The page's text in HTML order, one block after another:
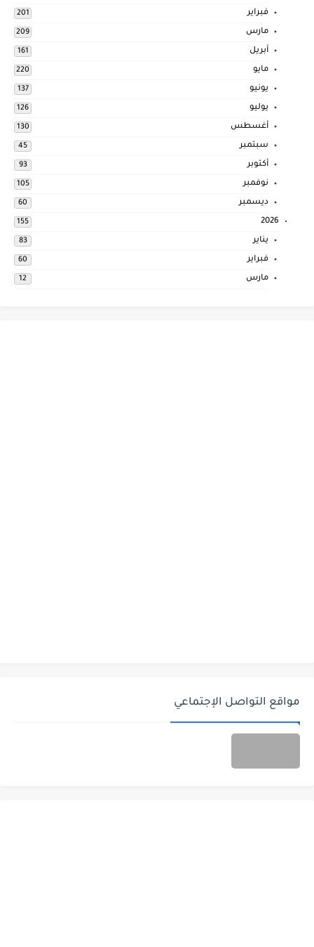
فبراير 201
مارس 209
أبريل 161
مايو 220
يونيو 137
يوليو 126
أغسطس 130
سبتمبر 45
أكتوبر 93
نوفمبر 105
ديسمبر 60
2026
155
يناير 83
فبراير 60
مارس 12
مواقع التواصل الإجتماعي